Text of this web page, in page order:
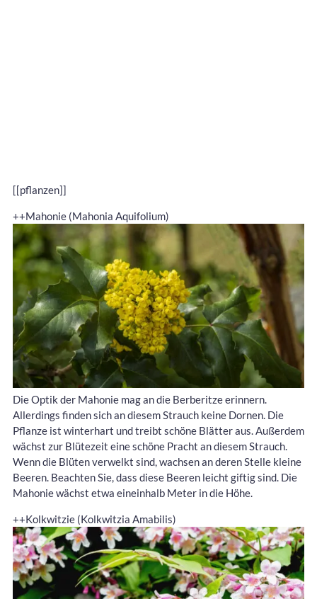
[[pflanzen]]
++Mahonie (Mahonia Aquifolium)
Die Optik der Mahonie mag an die Berberitze erinnern.
Allerdings finden sich an diesem Strauch keine Dornen. Die
Pflanze ist winterhart und treibt schöne Blätter aus. Außerdem
wächst zur Blütezeit eine schöne Pracht an diesem Strauch.
Wenn die Blüten verwelkt sind, wachsen an deren Stelle kleine
Beeren. Beachten Sie, dass diese Beeren leicht giftig sind. Die
Mahonie wächst etwa eineinhalb Meter in die Höhe.
++Kolkwitzie (Kolkwitzia Amabilis)